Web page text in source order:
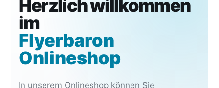
Herzlich willkommen
im
Flyerbaron
Onlineshop
In unserem Onlineshop können Sie